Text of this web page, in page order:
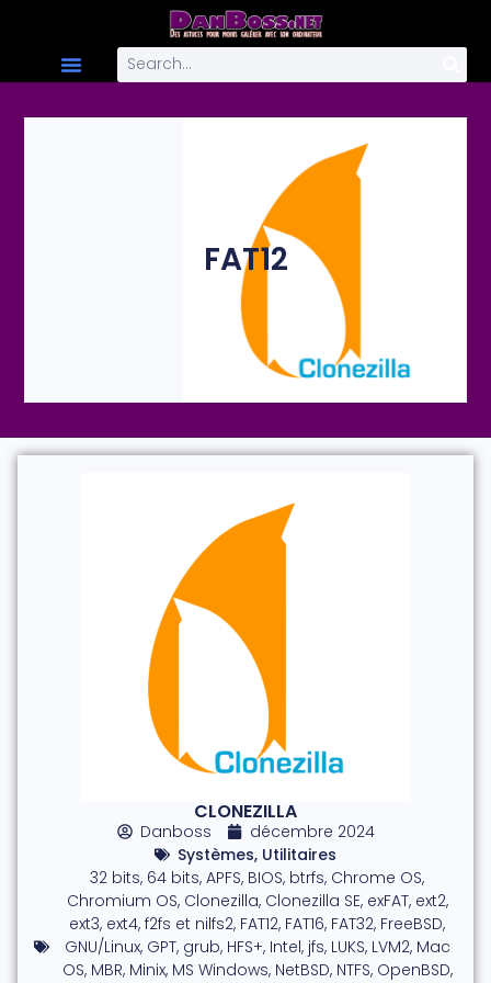
FAT12
CLONEZILLA
Danboss
décembre 2024
Systèmes, Utilitaires
32 bits, 64 bits, APFS, BIOS, btrfs, Chrome OS,
Chromium OS, Clonezilla, Clonezilla SE, exFAT, ext2,
ext3, ext4, f2fs et nilfs2, FAT12, FAT16, FAT32, FreeBSD,
GNU/Linux, GPT, grub, HFS+, Intel, jfs, LUKS, LVM2, Mac
OS, MBR, Minix, MS Windows, NetBSD, NTFS, OpenBSD,